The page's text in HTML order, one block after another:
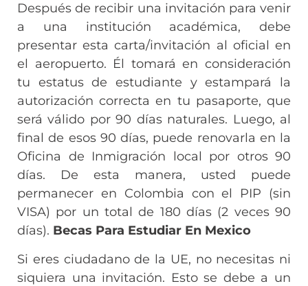
Después de recibir una invitación para venir
a una institución académica, debe
presentar esta carta/invitación al oficial en
el aeropuerto. Él tomará en consideración
tu estatus de estudiante y estampará la
autorización correcta en tu pasaporte, que
será válido por 90 días naturales. Luego, al
final de esos 90 días, puede renovarla en la
Oficina de Inmigración local por otros 90
días. De esta manera, usted puede
permanecer en Colombia con el PIP (sin
VISA) por un total de 180 días (2 veces 90
días). Becas Para Estudiar En Mexico
Si eres ciudadano de la UE, no necesitas ni
siquiera una invitación. Esto se debe a un